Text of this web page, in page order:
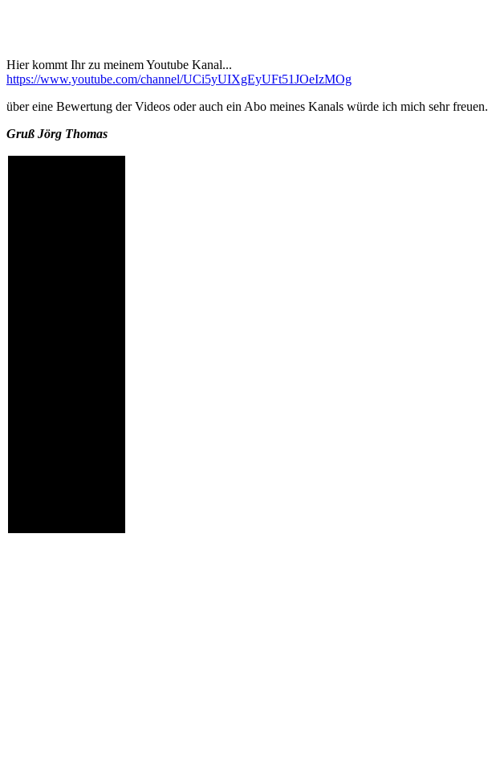
Hier kommt Ihr zu meinem Youtube Kanal...
https://www.youtube.com/channel/UCi5yUIXgEyUFt51JOeIzMOg
über eine Bewertung der Videos oder auch ein Abo meines Kanals würde ich mich sehr freuen.
Gruß Jörg Thomas